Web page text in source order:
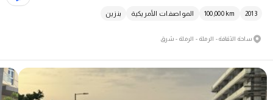
2013
100,000 km المواصفات الأمريكية بنزين
ساحة الثقافة - الرملة - الرملة - شرق